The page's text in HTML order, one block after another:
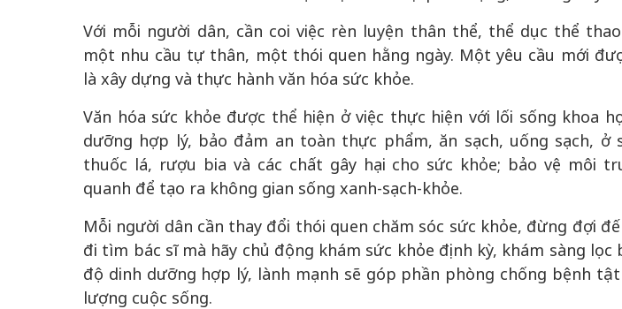
Với mỗi người dân, cần coi việc rèn luyện thân thể, thể dục thể
một nhu cầu tự thân, một thói quen hằng ngày. Một yêu cầu mới
là xây dựng và thực hành văn hóa sức khỏe.
Văn hóa sức khỏe được thể hiện ở việc thực hiện với lối sống khoa
dưỡng hợp lý, bảo đảm an toàn thực phẩm, ăn sạch, uống sạch, ở
thuốc lá, rượu bia và các chất gây hại cho sức khỏe; bảo vệ môi
quanh để tạo ra không gian sống xanh-sạch-khỏe.
Mỗi người dân cần thay đổi thói quen chăm sóc sức khỏe, đừng đợi
đi tìm bác sĩ mà hãy chủ động khám sức khỏe định kỳ, khám sàng
độ dinh dưỡng hợp lý, lành mạnh sẽ góp phần phòng chống bệnh
lượng cuộc sống.